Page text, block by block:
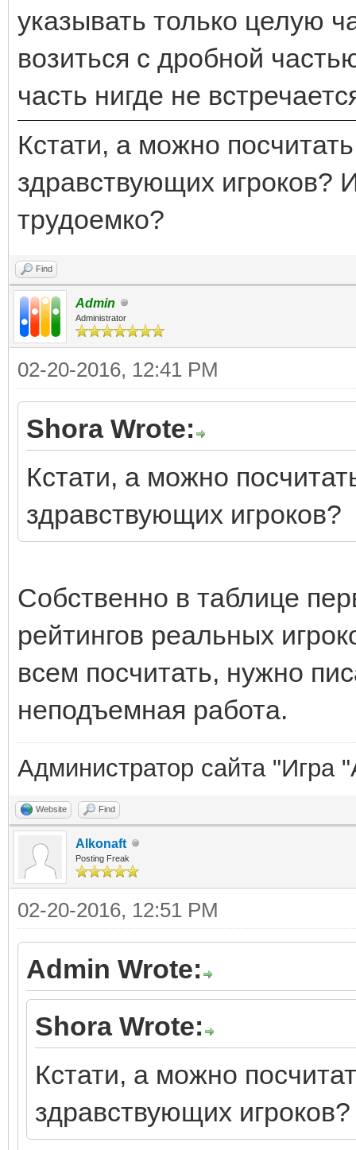
указывать только целую
возиться с дробной
часть нигде не
Кстати, а можно
здравствующих игроков?
трудоемко?
Find
Admin
Administrator
02-20-2016, 12:41 PM
Shora Wrote:
Кстати, а можно
здравствующих игроков?
Собственно в таблице
рейтингов реальных
всем посчитать, нужно
неподъемная работа.
Администратор сайта "Игра
Website Find
Alkonaft
Posting Freak
02-20-2016, 12:51 PM
Admin Wrote:
Shora Wrote:
Кстати, а можно
здравствующих игроков?